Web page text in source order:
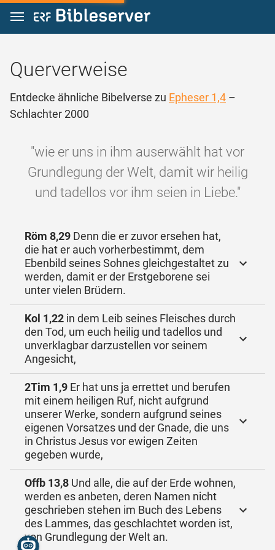
Zum Inhalt springen
Querverweise
Entdecke ähnliche Bibelverse zu Epheser 1,4 –
Schlachter 2000
"wie er uns in ihm auserwählt hat vor
Grundlegung der Welt, damit wir heilig
und tadellos vor ihm seien in Liebe."
Röm 8,29 Denn die er zuvor ersehen hat,
die hat er auch vorherbestimmt, dem
Ebenbild seines Sohnes gleichgestaltet zu
werden, damit er der Erstgeborene sei
unter vielen Brüdern.
Kol 1,22 in dem Leib seines Fleisches durch
den Tod, um euch heilig und tadellos und
unverklagbar darzustellen vor seinem
Angesicht,
2Tim 1,9 Er hat uns ja errettet und berufen
mit einem heiligen Ruf, nicht aufgrund
unserer Werke, sondern aufgrund seines
eigenen Vorsatzes und der Gnade, die uns
in Christus Jesus vor ewigen Zeiten
gegeben wurde,
Offb 13,8 Und alle, die auf der Erde wohnen,
werden es anbeten, deren Namen nicht
geschrieben stehen im Buch des Lebens
des Lammes, das geschlachtet worden ist,
von Grundlegung der Welt an.